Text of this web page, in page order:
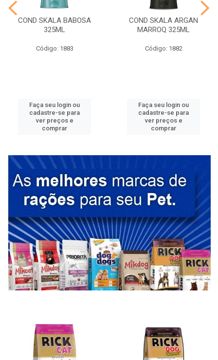
COND SKALA BABOSA
325ML
Código: 1883
Faça seu login ou
cadastre-se para
ver preços e
comprar
COND SKALA ARGAN
MARROQ 325ML
Código: 1882
Faça seu login ou
cadastre-se para
ver preços e
comprar